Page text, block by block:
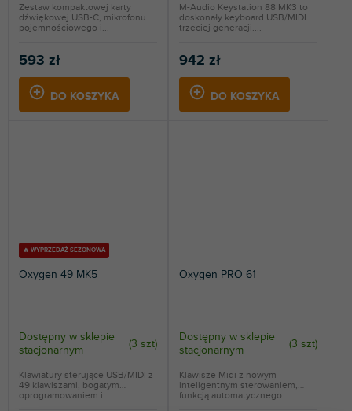
593 zł
DO KOSZYKA
Zestaw kompaktowej karty
dźwiękowej USB-C, mikrofonu
pojemnościowego i...
942 zł
DO KOSZYKA
M-Audio Keystation 88 MK3 to
doskonały keyboard USB/MIDI
trzeciej generacji....
🔥 WYPRZEDAŻ SEZONOWA
Oxygen 49 MK5
Dostępny w sklepie
stacjonarnym
(3 szt)
Klawiatury sterujące USB/MIDI z
49 klawiszami, bogatym
oprogramowaniem i...
Oxygen PRO 61
Dostępny w sklepie
stacjonarnym
(3 szt)
Klawisze Midi z nowym
inteligentnym sterowaniem,
funkcją automatycznego...